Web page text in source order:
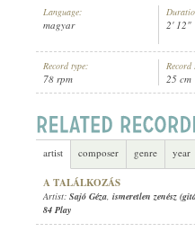
Language:
magyar 2' 12"
Record type:
78 rpm
Record
25 cm
artist composer genre year
A TALÁLKOZÁS
Artist: Sajó Géza, ismeretlen zenész
84 Play